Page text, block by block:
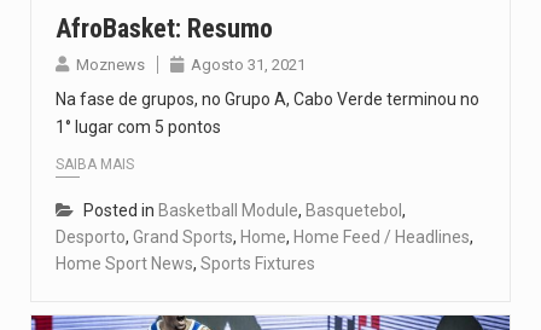
AfroBasket: Resumo
Moznews Agosto 31, 2021
Na fase de grupos, no Grupo A, Cabo Verde terminou no
1° lugar com 5 pontos
SAIBA MAIS
Posted in Basketball Module, Basquetebol ,
Desporto, Grand Sports, Home, Home Feed / Headlines,
Home Sport News, Sports Fixtures